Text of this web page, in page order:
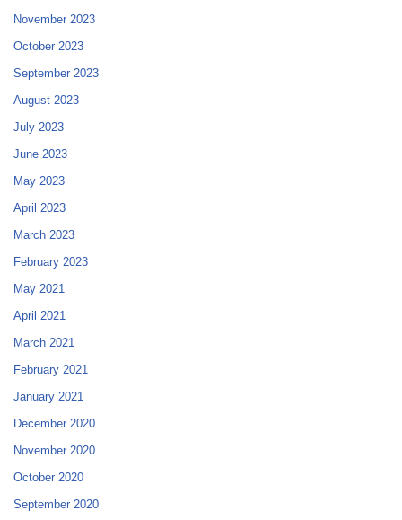
November 2023
October 2023
September 2023
August 2023
July 2023
June 2023
May 2023
April 2023
March 2023
February 2023
May 2021
April 2021
March 2021
February 2021
January 2021
December 2020
November 2020
October 2020
September 2020